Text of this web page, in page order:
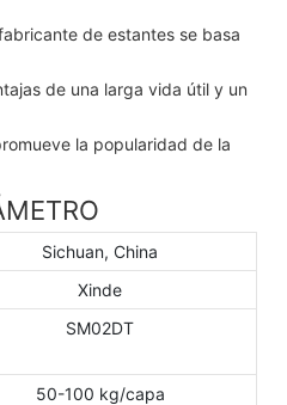
de estantes se basa
de una larga vida útil y un
la popularidad de la
Sichuan, China
Xinde
SM02DT
50-100 kg/capa